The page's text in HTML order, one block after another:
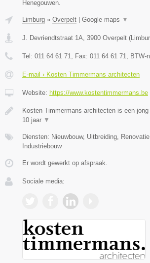
Henegouwen.
Limburg » Overpelt Google maps ▼
J. Devriendtstraat 1A, 3900 Overpelt (
Tel: 011 64 61 71, Fax: 011 64 61 71, BTW-
E-mail › Kosten Timmermans architecten
Website: https://www.kostentimmermans.be
Kosten Timmermans architecten is een
10 jaar ▼
Diensten: Nieuwbouw, Uitbreiding,
Industriebouw
Er wordt gewerkt op afspraak.
Sociale media: